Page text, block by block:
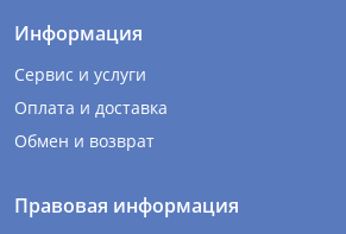
Информация
Сервис и услуги
Оплата и доставка
Обмен и возврат
Правовая информация